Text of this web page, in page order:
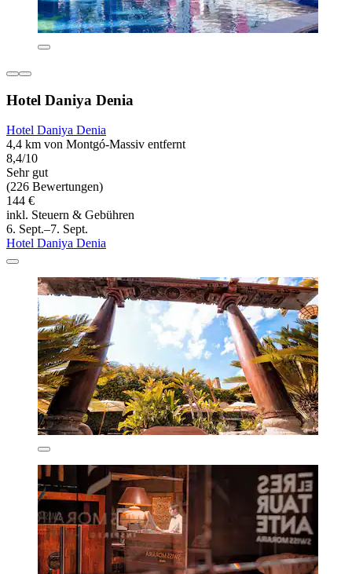
Hotel Daniya Denia
Hotel Daniya Denia
4,4 km von Montgó-Massiv entfernt
8,4/10
Sehr gut
(226 Bewertungen)
144 €
inkl. Steuern & Gebühren
6. Sept.–7. Sept.
Hotel Daniya Denia